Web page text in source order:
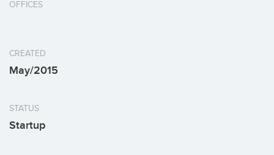
OFFICES
CREATED
May/2015
STATUS
Startup